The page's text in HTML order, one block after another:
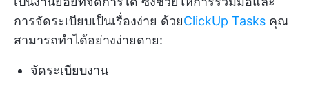
การจัดระเบียบเป็นเรื่องง่าย ด้วยClickUp Tasks คุณ
สามารถทำได้อย่างง่ายดาย:
จัดระเบียบงาน